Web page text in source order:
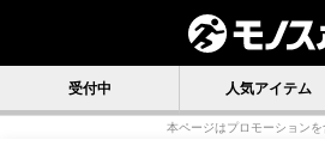
受付中 人気アイテム
本ページはプロモーション